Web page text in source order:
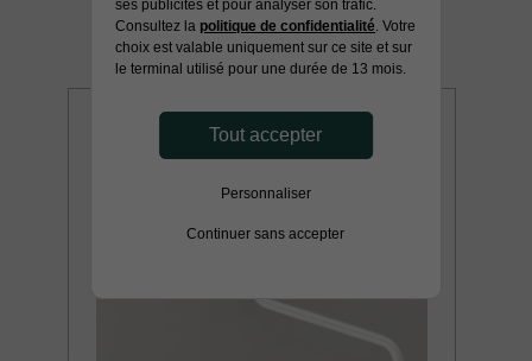
ses publicités et pour analyser son trafic.
Consultez la politique de confidentialité . Votre
choix est valable uniquement sur ce site et sur
le terminal utilisé pour une durée de 13 mois.
Tout accepter
Personnaliser
Continuer sans accepter